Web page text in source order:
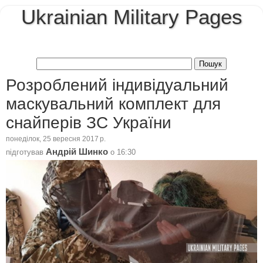
Ukrainian Military Pages
Розроблений індивідуальний
маскувальний комплект для
снайперів ЗС України
понеділок, 25 вересня 2017 р.
підготував Андрій Шинко о 16:30